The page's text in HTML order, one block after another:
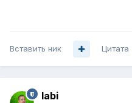
Вставить ник Цитата
labi